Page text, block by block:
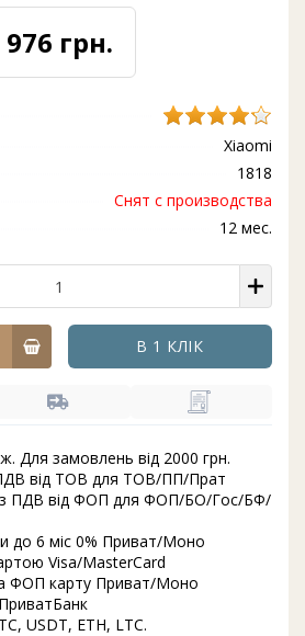
976 грн.
Xiaomi
1818
Снят с производства
12 мес.
В 1 КЛІК
Для замовлень від 2000 грн.
від ТОВ для ТОВ/ПП/Прат
ПДВ від ФОП для ФОП/БО/Гос/БФ/
до 6 міс 0% Приват/Моно
Visa/MasterCard
ФОП карту Приват/Моно
USDT, ETH, LTC.